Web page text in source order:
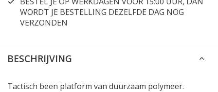
WORDT JE BESTELLING DEZELFDE DAG NOG
VERZONDEN
BESCHRIJVING
Tactisch been platform van duurzaam polymeer.